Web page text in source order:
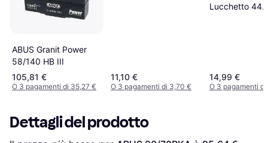
ABUS Granit Power
58/140 HB III
105,81 €
O 3 pagamenti di 35,27 €
11,10 €
O 3 pagamenti di 3,70 €
Lucchetto
14,99 €
O 3 pagamenti
Dettagli del prodotto